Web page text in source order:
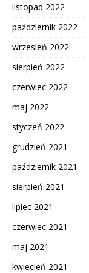
listopad 2022
październik 2022
wrzesień 2022
sierpień 2022
czerwiec 2022
maj 2022
styczeń 2022
grudzień 2021
październik 2021
sierpień 2021
lipiec 2021
czerwiec 2021
maj 2021
kwiecień 2021